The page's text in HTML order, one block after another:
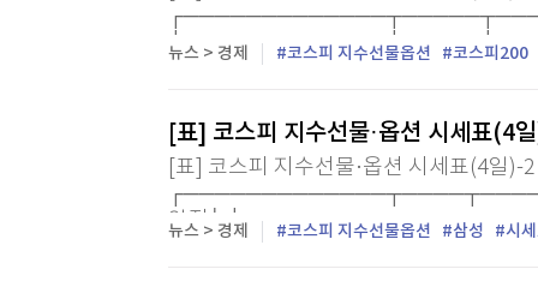
뉴스 > 경제 코스피 지수선물옵션 코스피200
[표] 코스피 지수선물·옵션 시세표(4
[표] 코스피 지수선물·옵션 시세표(4일
약정│ ├─────────────...
뉴스 > 경제 코스피 지수선물옵션 삼성 시